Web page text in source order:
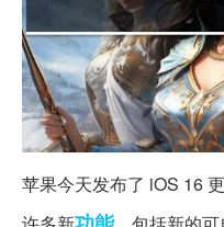
苹果今天发布了 iOS 16